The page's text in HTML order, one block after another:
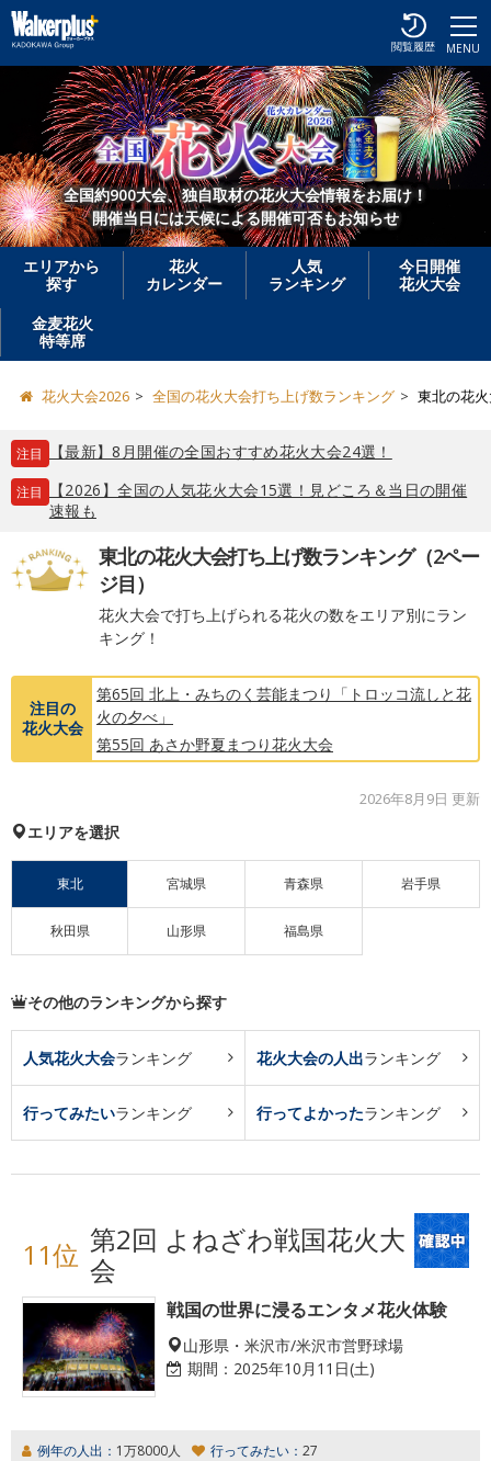
MENU
閲覧履歴
全国約900大会、独自取材の花火大会情報をお届け！
開催当日には天候による開催可否もお知らせ
エリアから
探す
花火
カレンダー
人気
ランキング
今日開催
花火大会
金麦花火
特等席
花火大会2026 全国の花火大会打ち上げ数ランキング 東北の花
注目 【最新】8月開催の全国おすすめ花火大会24選！
注目
【2026】全国の人気花火大会15選！見どころ＆当日の開催
速報も
東北の花火大会打ち上げ数ランキング（2ペー
ジ目）
花火大会で打ち上げられる花火の数をエリア別にラン
キング！
注目の
花火大会
第65回 北上・みちのく芸能まつり「トロッコ流しと花
火の夕べ」
第55回 あさか野夏まつり花火大会
2026年8月9日 更新
エリアを選択
東北 宮城県 青森県 岩手県
秋田県 山形県 福島県
その他のランキングから探す
人気花火大会ランキング 花火大会の人出ランキング
行ってみたいランキング 行ってよかったランキング
11位 第2回 よねざわ戦国花火大
会
戦国の世界に浸るエンタメ花火体験
山形県・米沢市/米沢市営野球場
期間： 2025年10月11日(土)
例年の人出： 1万8000人 行ってみたい： 27